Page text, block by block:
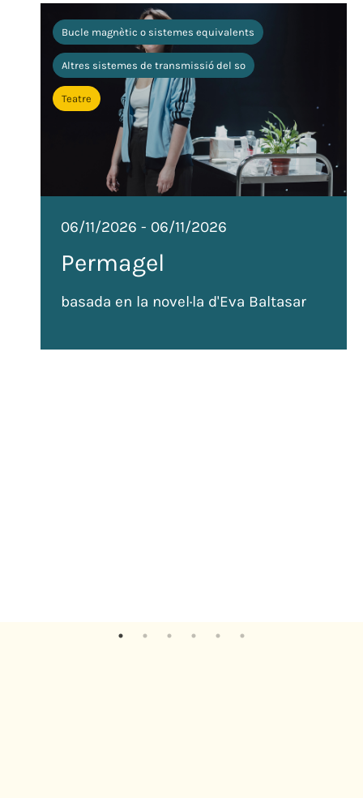
Bucle magnètic o sistemes equivalents
Altres sistemes de transmissió del so
Teatre
06/11/2026 - 06/11/2026
Permagel
basada en la novel·la d'Eva Baltasar